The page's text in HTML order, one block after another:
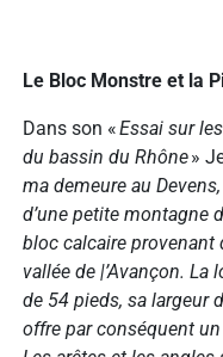
Le Bloc Monstre et la
Dans son «Essai sur
du bassin du Rhône»
ma demeure au
d’une petite montagne
bloc calcaire
vallée de |’Avançon.
de 54 pieds, sa largeur
offre par conséquent